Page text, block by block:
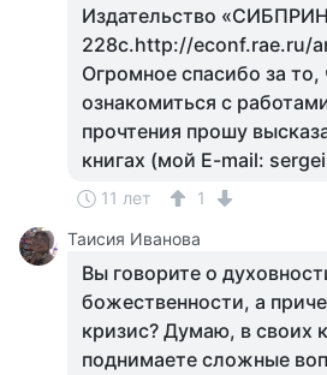
Издательство
228с.http://econf.rae.ru/
Огромное спасибо за
ознакомиться с
прочтения прошу
книгах (мой E-mail:
11 лет
1
Таисия Иванова
Вы говорите о
божественности, а
кризис? Думаю, в своих
поднимаете сложные